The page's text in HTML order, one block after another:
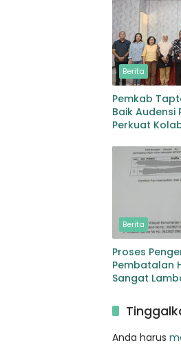
Berita
Pemkab
Baik Audensi
Perkuat
dan
Berita
Proses
Pembatalan
Sangat
Anda harus